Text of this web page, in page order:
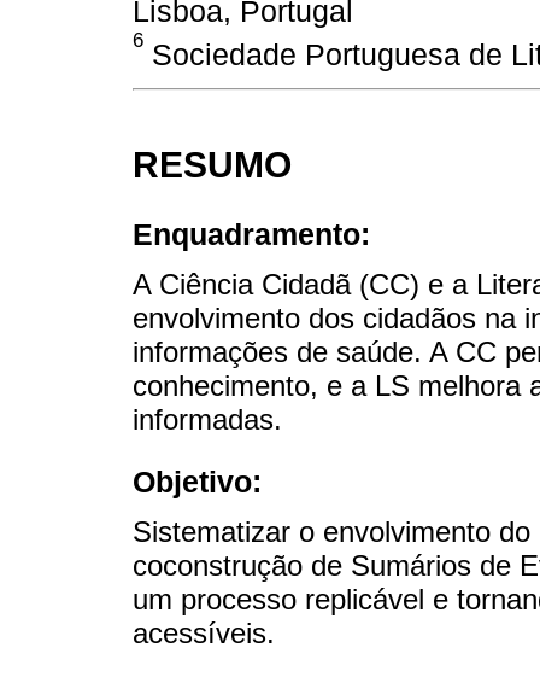
Lisboa, Portugal
6 Sociedade Portuguesa de
RESUMO
Enquadramento:
A Ciência Cidadã (CC) e a
envolvimento dos cidadãos na
informações de saúde. A CC
conhecimento, e a LS melhora
informadas.
Objetivo:
Sistematizar o envolvimento
coconstrução de Sumários de
um processo replicável e
acessíveis.